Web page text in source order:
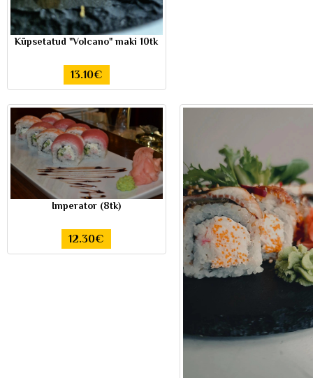
Küpsetatud "Volcano" maki 10tk
13.10€
Imperator (8tk)
12.30€